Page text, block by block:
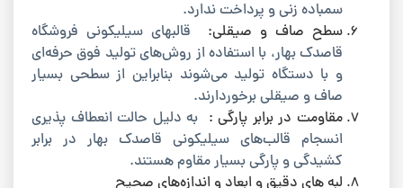
سمباده زنی و پرداخت ندارد.
سطح صاف و صیقلی: قالبهای سیلیکونی فروشگاه
قاصدک بهار، با استفاده از روش‌های تولید فوق حرفه‌ای
و با دستگاه تولید می‌شوند بنابراین از سطحی بسیار
صاف و صیقلی برخوردارند.
مقاومت در برابر پارگی : به دلیل حالت انعطاف پذیری
انسجام قالب‌های سیلیکونی قاصدک بهار در برابر
کشیدگی و پارگی بسیار مقاوم هستند.